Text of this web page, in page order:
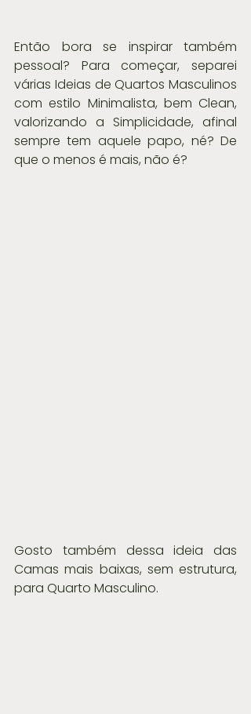
Então bora se inspirar também
pessoal? Para começar, separei
várias Ideias de Quartos Masculinos
com estilo Minimalista, bem Clean,
valorizando a Simplicidade, afinal
sempre tem aquele papo, né? De
que o menos é mais, não é?
Gosto também dessa ideia das
Camas mais baixas, sem estrutura,
para Quarto Masculino.